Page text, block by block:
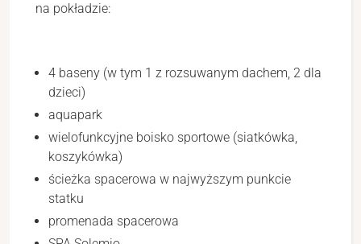
na pokładzie:
4 baseny (w tym 1 z rozsuwanym dachem, 2 dla
dzieci)
aquapark
wielofunkcyjne boisko sportowe (siatkówka,
koszykówka)
ścieżka spacerowa w najwyższym punkcie
statku
promenada spacerowa